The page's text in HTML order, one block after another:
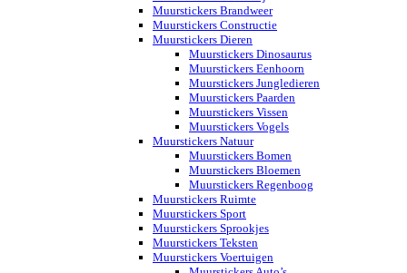
Muurstickers Brandweer
Muurstickers Constructie
Muurstickers Dieren
Muurstickers Dinosaurus
Muurstickers Eenhoorn
Muurstickers Jungledieren
Muurstickers Paarden
Muurstickers Vissen
Muurstickers Vogels
Muurstickers Natuur
Muurstickers Bomen
Muurstickers Bloemen
Muurstickers Regenboog
Muurstickers Ruimte
Muurstickers Sport
Muurstickers Sprookjes
Muurstickers Teksten
Muurstickers Voertuigen